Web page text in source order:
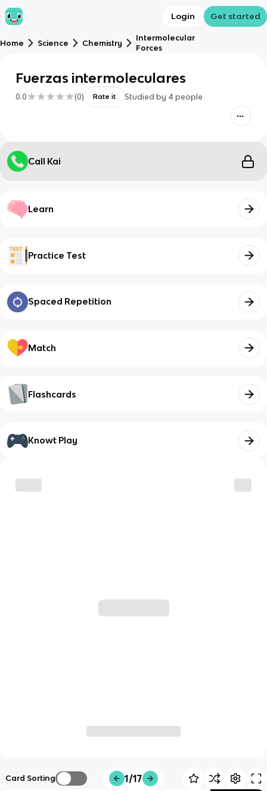
Login Get started
Home Science Chemistry
Intermolecular
Forces
Fuerzas intermoleculares
0.0 (0) Rate it Studied by 4 people
Call Kai
Learn
Practice Test
Spaced Repetition
Match
Flashcards
Knowt Play
Card Sorting 1/17